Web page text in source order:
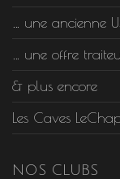
… une ancienne
… une offre
& plus encore
Les Caves
NOS CLUBS